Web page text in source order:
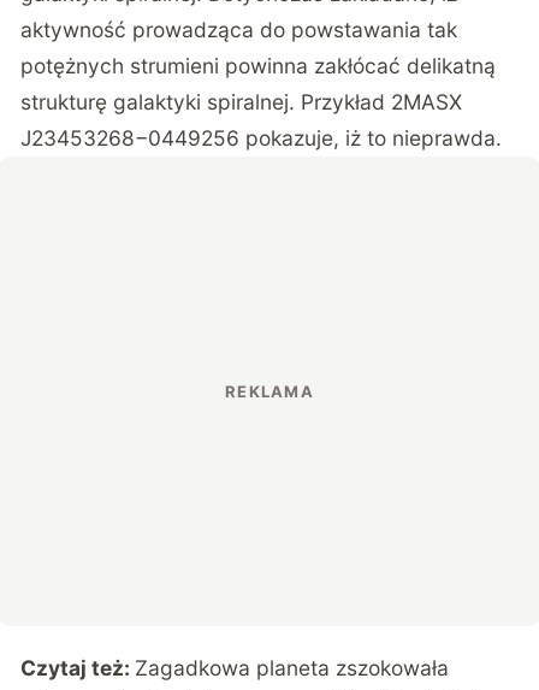
aktywność prowadząca do powstawania tak
potężnych strumieni powinna zakłócać delikatną
strukturę galaktyki spiralnej. Przykład 2MASX
J23453268−0449256 pokazuje, iż to nieprawda.
Czytaj też: Zagadkowa planeta zszokowała